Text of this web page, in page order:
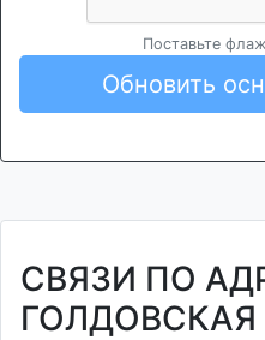
Поставьте
Обновить
СВЯЗИ ПО